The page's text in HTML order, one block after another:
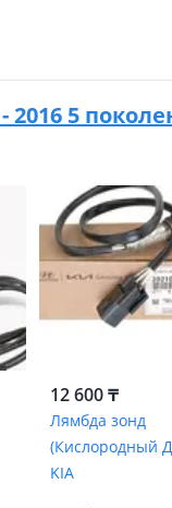
2016 5
12 600 ₸
Лямбда зонд
(Кислородный
KIA